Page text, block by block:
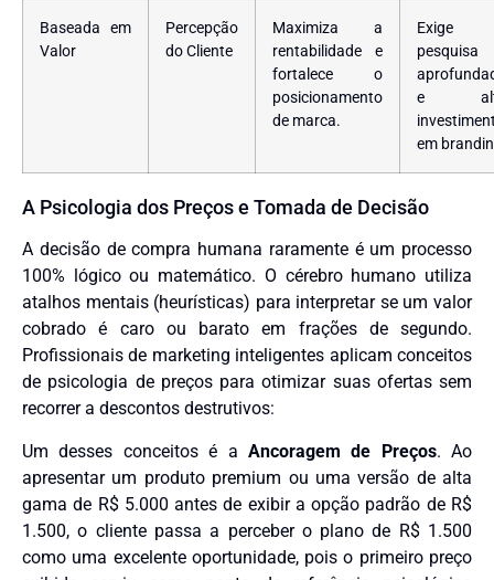
Baseada em
Valor
Percepção
do Cliente
Maximiza a
rentabilidade e
fortalece o
posicionamento
de marca.
Exige
pesquisa
e
em
A Psicologia dos Preços e Tomada de Decisão
A decisão de compra humana raramente é um processo
100% lógico ou matemático. O cérebro humano utiliza
atalhos mentais (heurísticas) para interpretar se um valor
cobrado é caro ou barato em frações de segundo.
Profissionais de marketing inteligentes aplicam conceitos
de psicologia de preços para otimizar suas ofertas sem
recorrer a descontos destrutivos:
Um desses conceitos é a Ancoragem de Preços. Ao
apresentar um produto premium ou uma versão de alta
gama de R$ 5.000 antes de exibir a opção padrão de R$
1.500, o cliente passa a perceber o plano de R$ 1.500
como uma excelente oportunidade, pois o primeiro preço